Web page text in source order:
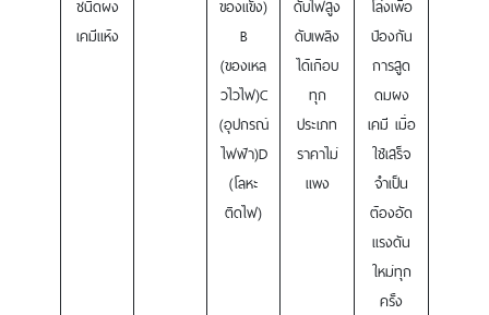
เคมีแห้ง
B
(ของเหล
วไวไฟ)C
(อุปกรณ์
ไฟฟ้า)D
(โลหะ
ติดไฟ)
ดับเพลิง
ได้เกือบ
ทุก
ประเภท
ราคาไม่
แพง
ป้องกัน
การสูด
ดมผง
เคมี เมื่อ
ใช้เสร็จ
จำเป็น
ต้องอัด
แรงดัน
ใหม่ทุก
ครั้ง